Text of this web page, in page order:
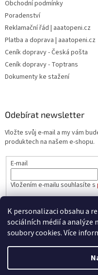
K personalizaci obsahu a
sociálních médií a analýze
soubory cookies. Více
Obchodní podmínky
Poradenství
Reklamační řád | aaatopeni.cz
Platba a doprava | aaatopeni.cz
Ceník dopravy - Česká pošta
Ceník dopravy - Toptrans
Dokumenty ke stažení
Odebírat newsletter
Vložte svůj e-mail a my vám
produktech na našem e-shopu.
E-mail
Vložením e-mailu souhlasíte s
PŘIHLÁSIT SE